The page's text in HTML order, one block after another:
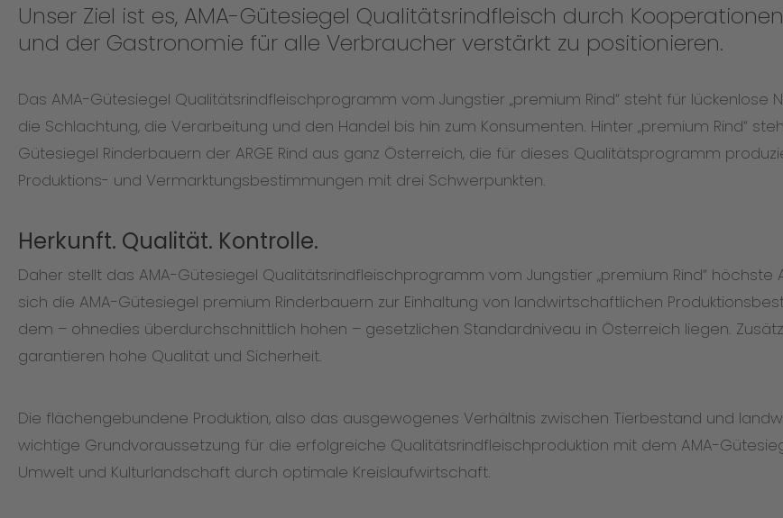
Unser Ziel ist es, AMA-Gütesiegel Qualitätsrindfleisch durch
und der Gastronomie für alle Verbraucher verstärkt zu positionieren.
Das AMA-Gütesiegel Qualitätsrindfleischprogramm vom Jungstier „premium Rind“ steht für lückenlose
die Schlachtung, die Verarbeitung und den Handel bis hin zum Konsumenten. Hinter „premium Rind“
Gütesiegel Rinderbauern der ARGE Rind aus ganz Österreich, die für dieses Qualitätsprogramm
Produktions- und Vermarktungsbestimmungen mit drei Schwerpunkten.
Herkunft. Qualität. Kontrolle.
Daher stellt das AMA-Gütesiegel Qualitätsrindfleischprogramm vom Jungstier „premium Rind“
sich die AMA-Gütesiegel premium Rinderbauern zur Einhaltung von landwirtschaftlichen
dem – ohnedies überdurchschnittlich hohen – gesetzlichen Standardniveau in Österreich liegen.
garantieren hohe Qualität und Sicherheit.
Die flächengebundene Produktion, also das ausgewogenes Verhältnis zwischen Tierbestand und
wichtige Grundvoraussetzung für die erfolgreiche Qualitätsrindfleischproduktion mit dem AMA-
Umwelt und Kulturlandschaft durch optimale Kreislaufwirtschaft.